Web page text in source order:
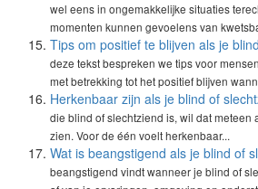
wel eens in ongemakkelijke situaties
momenten kunnen gevoelens van
Tips om positief te blijven als je
deze tekst bespreken we tips voor
met betrekking tot het positief blijven
Herkenbaar zijn als je blind of
die blind of slechtziend is, wil dat meteen
zien. Voor de één voelt herkenbaar...
Wat is beangstigend als je blind of
beangstigend vindt wanneer je blind of